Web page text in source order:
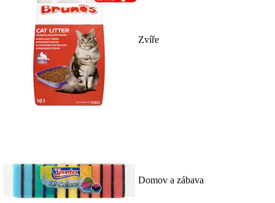
Zvíře
Domov a zábava